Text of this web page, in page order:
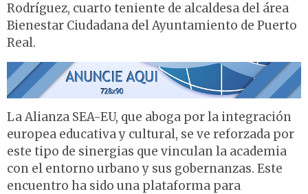
Rodríguez, cuarto teniente de alcaldesa del área
Bienestar Ciudadana del Ayuntamiento de Puerto
Real.
La Alianza SEA-EU, que aboga por la integración
europea educativa y cultural, se ve reforzada por
este tipo de sinergias que vinculan la academia
con el entorno urbano y sus gobernanzas. Este
encuentro ha sido una plataforma para